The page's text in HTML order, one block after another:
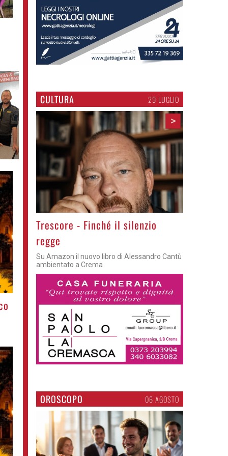
CULTURA 29 LUGLIO
>
Trescore - Finché il silenzio
regge
Su Amazon il nuovo libro di Alessandro Cantù
ambientato a Crema
OROSCOPO 06 AGOSTO